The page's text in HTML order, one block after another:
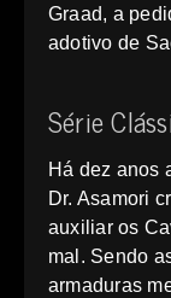
Graad, a
adotivo de
Série
Há dez anos
Dr. Asamori
auxiliar os
mal. Sendo
armaduras